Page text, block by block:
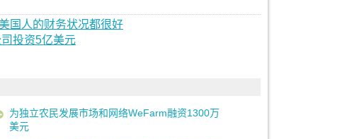
国人的财务状况都很好
投资5亿美元
为独立农民发展市场和网络WeFarm融资1300万
美元